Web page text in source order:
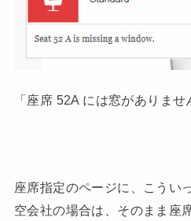
「座席 52A には窓がありませ
座席指定のページに、こうい
空会社の場合は、そのまま座